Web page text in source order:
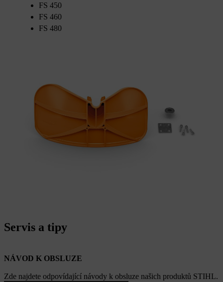
FS 450
FS 460
FS 480
Servis a tipy
NÁVOD K OBSLUZE
Zde najdete odpovídající návody k obsluze našich produktů STIHL.